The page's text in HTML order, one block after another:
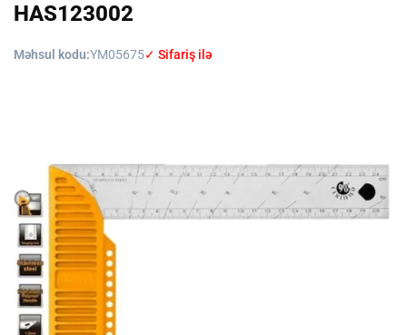
HAS123002
Məhsul kodu:YM05675✓ Sifariş ilə